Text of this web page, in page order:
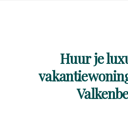
Huur je